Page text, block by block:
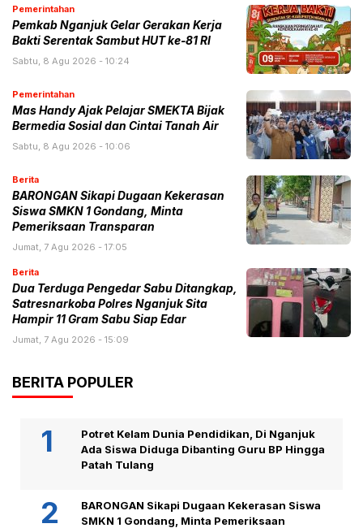
Pemerintahan
Pemkab Nganjuk Gelar Gerakan Kerja
Bakti Serentak Sambut HUT ke-81 RI
Sabtu, 8 Agu 2026 - 10:24
Pemerintahan
Mas Handy Ajak Pelajar SMEKTA Bijak
Bermedia Sosial dan Cintai Tanah Air
Sabtu, 8 Agu 2026 - 10:06
Berita
BARONGAN Sikapi Dugaan Kekerasan
Siswa SMKN 1 Gondang, Minta
Pemeriksaan Transparan
Jumat, 7 Agu 2026 - 17:05
Berita
Dua Terduga Pengedar Sabu Ditangkap,
Satresnarkoba Polres Nganjuk Sita
Hampir 11 Gram Sabu Siap Edar
Jumat, 7 Agu 2026 - 15:09
BERITA POPULER
Potret Kelam Dunia Pendidikan, Di Nganjuk
Ada Siswa Diduga Dibanting Guru BP Hingga
Patah Tulang
BARONGAN Sikapi Dugaan Kekerasan Siswa
SMKN 1 Gondang, Minta Pemeriksaan